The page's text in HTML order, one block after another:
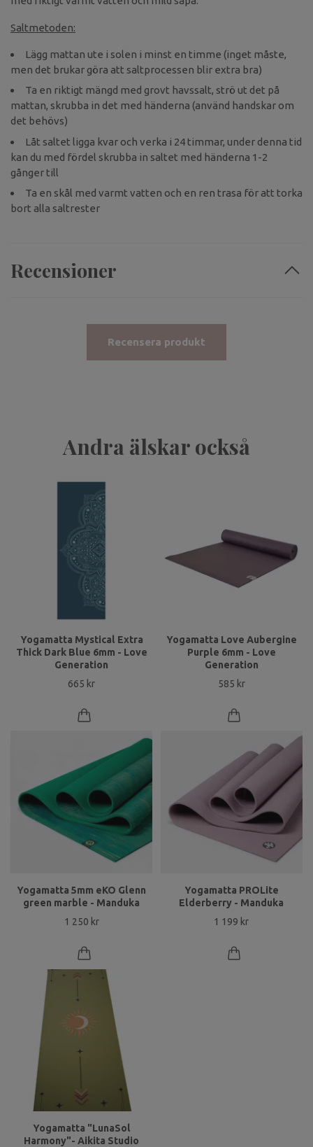
Saltmetoden:
Lägg mattan ute i solen i minst en timme (inget måste,
men det brukar göra att saltprocessen blir extra bra)
Ta en riktigt mängd med grovt havssalt, strö ut det på
mattan, skrubba in det med händerna (använd handskar om
det behövs)
Låt saltet ligga kvar och verka i 24 timmar, under denna tid
kan du med fördel skrubba in saltet med händerna 1-2
gånger till
Ta en skål med varmt vatten och en ren trasa för att torka
bort alla saltrester
Recensioner
Recensera produkt
Andra älskar också
Yogamatta Mystical Extra
Thick Dark Blue 6mm - Love
Generation
665 kr
Yogamatta Love Aubergine
Purple 6mm - Love
Generation
585 kr
Yogamatta 5mm eKO Glenn
green marble - Manduka
1 250 kr
Yogamatta PROLite
Elderberry - Manduka
1 199 kr
Yogamatta "LunaSol
Harmony"- Aikita Studio